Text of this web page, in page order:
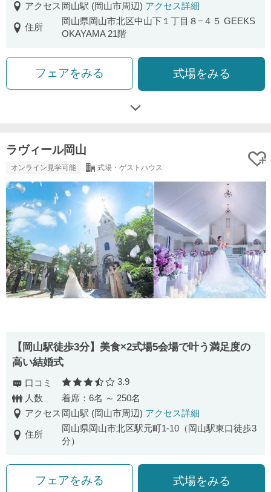
アクセス 岡山駅 (岡山市周辺) アクセス詳細
住所
岡山県岡山市北区中山下１丁目８−４５ GEEKS
OKAYAMA 21階
フェアをみる 式場をみる
ラヴィール岡山
オンライン見学可能 式場・ゲストハウス
【岡山駅徒歩3分】美食×2式場5会場で叶う満足度の
高い結婚式
口コミ 口コミ評価
3.9
人数
着席：6名 ～ 250名
アクセス 岡山駅 (岡山市周辺) アクセス詳細
住所
岡山県岡山市北区駅元町1-10（岡山駅東口徒歩3
分）
フェアをみる 式場をみる